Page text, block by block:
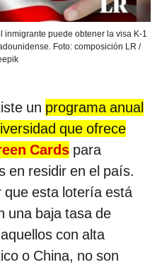
puede obtener la visa K-1
Foto: composición LR /
un programa anual
que ofrece
Cards para
en residir en el país.
esta lotería está
una baja tasa de
con alta
o China, no son